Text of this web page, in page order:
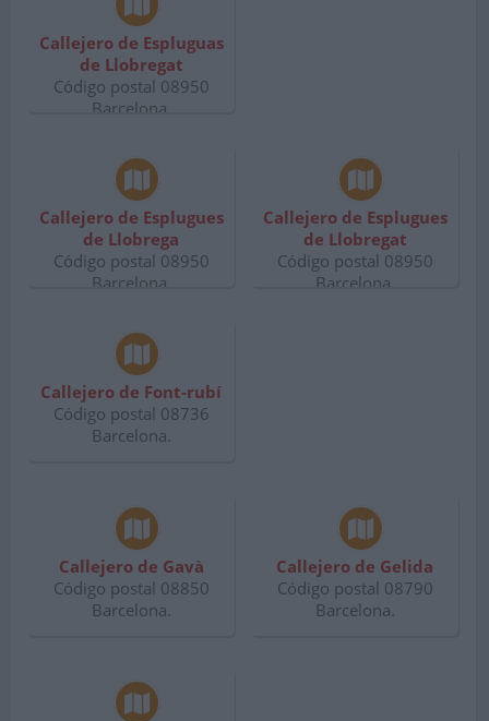
Callejero de Espluguas
de Llobregat
Código postal 08950
Barcelona.
Callejero de Esplugues
de Llobrega
Código postal 08950
Barcelona.
Callejero de Esplugues
de Llobregat
Código postal 08950
Barcelona.
Callejero de Font-rubí
Código postal 08736
Barcelona.
Callejero de Gavà
Código postal 08850
Barcelona.
Callejero de Gelida
Código postal 08790
Barcelona.